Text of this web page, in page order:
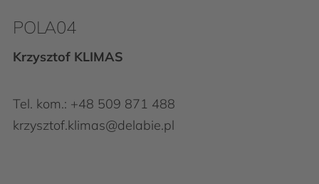
POLA04
Krzysztof KLIMAS
Tel. kom.: +48 509 871 488
krzysztof.klimas@delabie.pl